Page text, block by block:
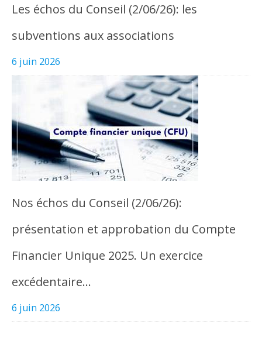
Les échos du Conseil (2/06/26): les
subventions aux associations
6 juin 2026
Nos échos du Conseil (2/06/26):
présentation et approbation du Compte
Financier Unique 2025. Un exercice
excédentaire…
6 juin 2026